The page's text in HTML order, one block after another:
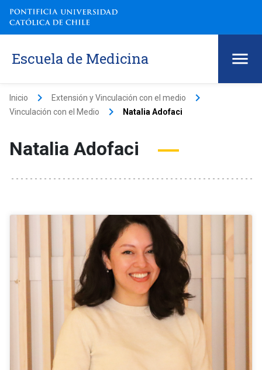
Escuela de Medicina
Inicio keyboard_arrow_right Extensión y Vinculación con el medio keyboard_arrow_right
Vinculación con el Medio keyboard_arrow_right Natalia Adofaci
Natalia Adofaci